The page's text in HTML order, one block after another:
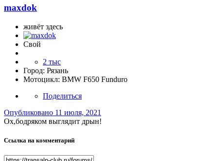
maxdok
живёт здесь
Свой
2 тыс
Город: Рязань
Мотоцикл: BMW F650 Funduro
Поделиться
Опубликовано 11 июля, 2021
Ох,бодряком выглядит дрын!
Ссылка на комментарий